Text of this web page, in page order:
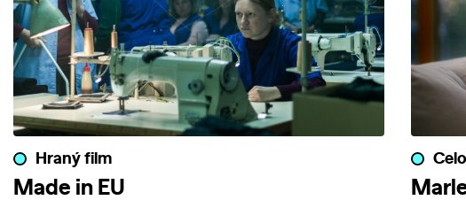
Hraný film
Made in EU